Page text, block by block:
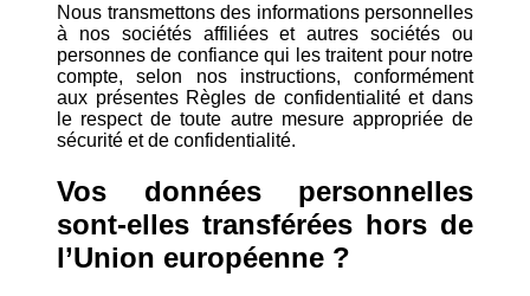
Nous transmettons des informations personnelles
à nos sociétés affiliées et autres sociétés ou
personnes de confiance qui les traitent pour notre
compte, selon nos instructions, conformément
aux présentes Règles de confidentialité et dans
le respect de toute autre mesure appropriée de
sécurité et de confidentialité.
Vos données personnelles
sont-elles transférées hors de
l’Union européenne ?